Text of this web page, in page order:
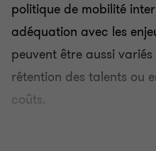
politique de mobilité
adéquation avec les
peuvent être aussi
rétention des talents ou
coûts.